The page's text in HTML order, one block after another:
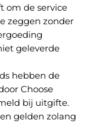
om de service
zeggen zonder
geleverde
hebben de
Choose
bij uitgifte.
gelden zolang